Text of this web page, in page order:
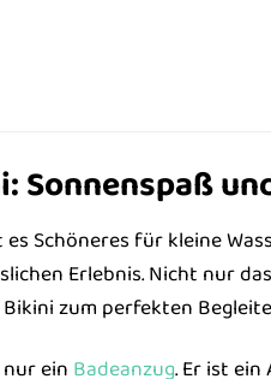
Sonnenspaß
Schöneres für kleine
Erlebnis. Nicht nur
zum perfekten
ein Badeanzug. Er ist